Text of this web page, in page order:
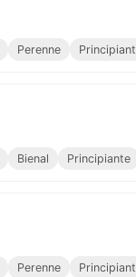
Perenne
Bienal Principiante
Perenne